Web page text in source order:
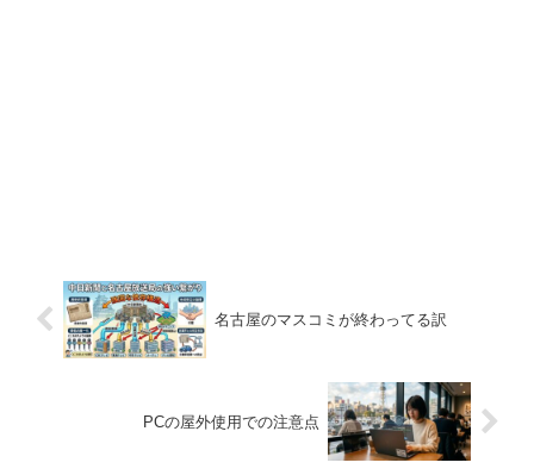
名古屋のマスコミが終わってる訳
PCの屋外使用での注意点